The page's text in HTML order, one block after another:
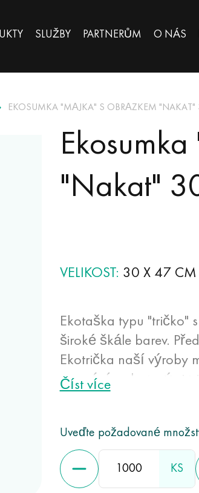
SLUŽBY PARTNERŮM O NÁS
EKOSUMKA "MÁJKA" S OBRÁZKEM
"Nakat"
VELIKOST 30 X 47 CM
Ekotaška typu "tričko"
široké škále barev.
Ekotrička naší výroby
srovnání s plastovými
Číst více
Uveďte požadované
KS